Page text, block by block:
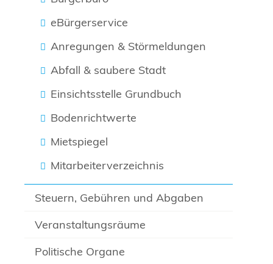
eBürgerservice
Anregungen & Störmeldungen
Abfall & saubere Stadt
Einsichtsstelle Grundbuch
Bodenrichtwerte
Mietspiegel
Mitarbeiterverzeichnis
Steuern, Gebühren und Abgaben
Veranstaltungsräume
Politische Organe